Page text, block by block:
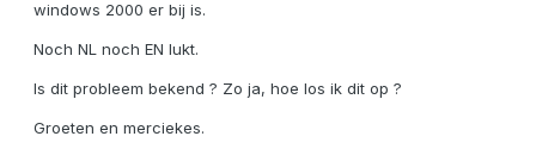
windows 2000 er bij is.
Noch NL noch EN lukt.
Is dit probleem bekend ? Zo ja, hoe los ik dit op ?
Groeten en merciekes.